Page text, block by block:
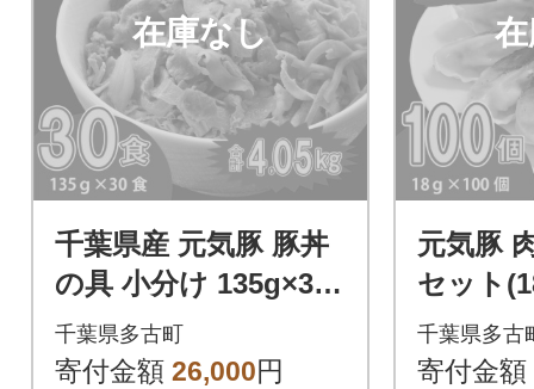
在庫なし
千葉県産 元気豚 豚丼
の具 小分け 135g×30
食
千葉県多古町
寄付金額 26,000円
元気豚
セット
0パック)
千葉県多古
寄付金額